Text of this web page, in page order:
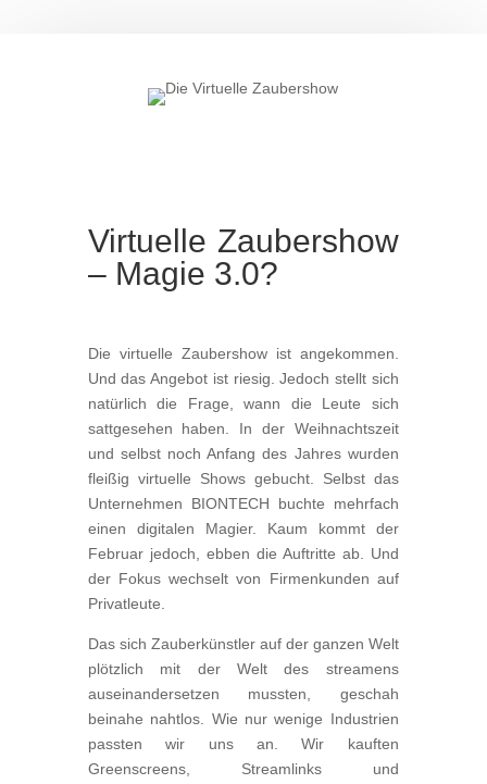
Virtuelle Zaubershow
– Magie 3.0?
Die virtuelle Zaubershow ist angekommen.
Und das Angebot ist riesig. Jedoch stellt sich
natürlich die Frage, wann die Leute sich
sattgesehen haben. In der Weihnachtszeit
und selbst noch Anfang des Jahres wurden
fleißig virtuelle Shows gebucht. Selbst das
Unternehmen BIONTECH buchte mehrfach
einen digitalen Magier. Kaum kommt der
Februar jedoch, ebben die Auftritte ab. Und
der Fokus wechselt von Firmenkunden auf
Privatleute.
Das sich Zauberkünstler auf der ganzen Welt
plötzlich mit der Welt des streamens
auseinandersetzen mussten, geschah
beinahe nahtlos. Wie nur wenige Industrien
passten wir uns an. Wir kauften
Greenscreens, Streamlinks und